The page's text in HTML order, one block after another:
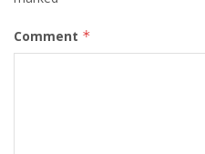
Comment *